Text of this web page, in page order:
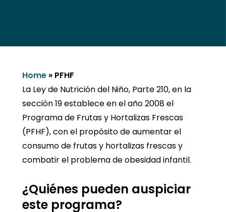
Home » PFHF
La Ley de Nutrición del Niño, Parte 210, en la
sección 19 establece en el año 2008 el
Programa de Frutas y Hortalizas Frescas
(PFHF), con el propósito de aumentar el
consumo de frutas y hortalizas frescas y
combatir el problema de obesidad infantil.
¿Quiénes pueden auspiciar
este programa?